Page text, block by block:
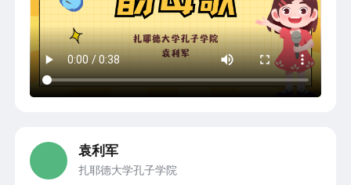
袁利军
扎耶德大学孔子学院